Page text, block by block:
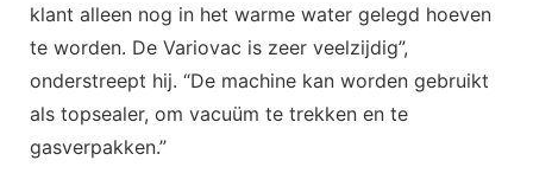
klant alleen nog in het warme water gelegd hoeven
te worden. De Variovac is zeer veelzijdig”,
onderstreept hij. “De machine kan worden gebruikt
als topsealer, om vacuüm te trekken en te
gasverpakken.”